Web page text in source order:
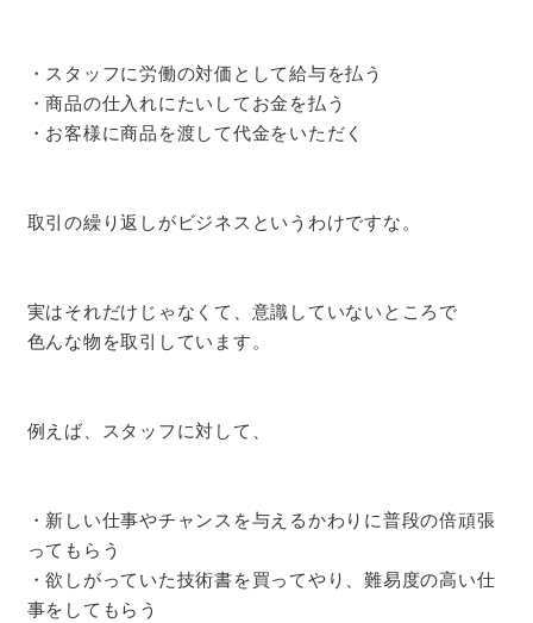
・スタッフに労働の対価として給与を払う
・商品の仕入れにたいしてお金を払う
・お客様に商品を渡して代金をいただく
取引の繰り返しがビジネスというわけですな。
実はそれだけじゃなくて、意識していないところで
色んな物を取引しています。
例えば、スタッフに対して、
・新しい仕事やチャンスを与えるかわりに普段の倍頑張
ってもらう
・欲しがっていた技術書を買ってやり、難易度の高い仕
事をしてもらう